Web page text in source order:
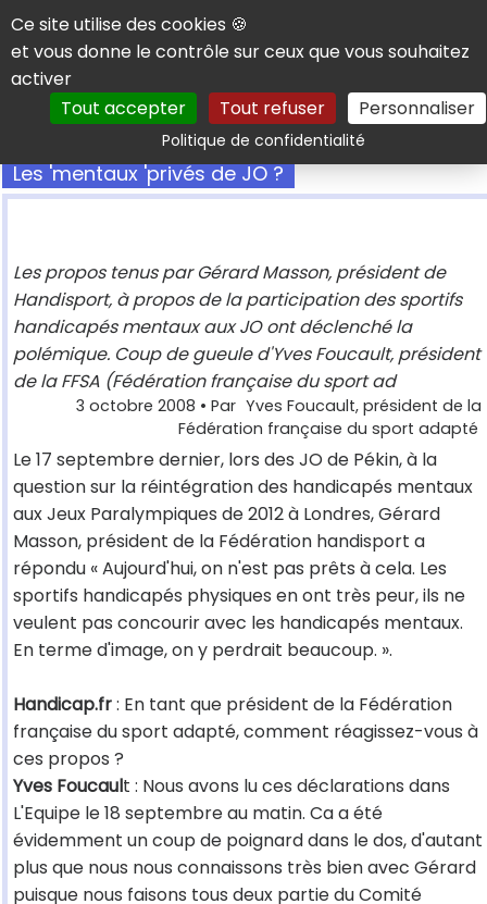
Panneau de gestion des cookies
Ce site utilise des cookies 🍪
et vous donne le contrôle sur ceux que vous souhaitez
activer
Tout accepter
Tout refuser Personnaliser
Politique de confidentialitéRechercher
Les 'mentaux 'privés de JO ?
Les propos tenus par Gérard Masson, président de
Handisport, à propos de la participation des sportifs
handicapés mentaux aux JO ont déclenché la
polémique. Coup de gueule d'Yves Foucault, président
de la FFSA (Fédération française du sport ad
3 octobre 2008 • Par Yves Foucault, président de la
Fédération française du sport adapté
Le 17 septembre dernier, lors des JO de Pékin, à la
question sur la réintégration des handicapés mentaux
aux Jeux Paralympiques de 2012 à Londres, Gérard
Masson, président de la Fédération handisport a
répondu « Aujourd'hui, on n'est pas prêts à cela. Les
sportifs handicapés physiques en ont très peur, ils ne
veulent pas concourir avec les handicapés mentaux.
En terme d'image, on y perdrait beaucoup. ».
Handicap.fr: En tant que président de la Fédération
française du sport adapté, comment réagissez-vous à
ces propos ?
Yves Foucault : Nous avons lu ces déclarations dans
L'Equipe le 18 septembre au matin. Ca a été
évidemment un coup de poignard dans le dos, d'autant
plus que nous nous connaissons très bien avec Gérard
puisque nous faisons tous deux partie du Comité